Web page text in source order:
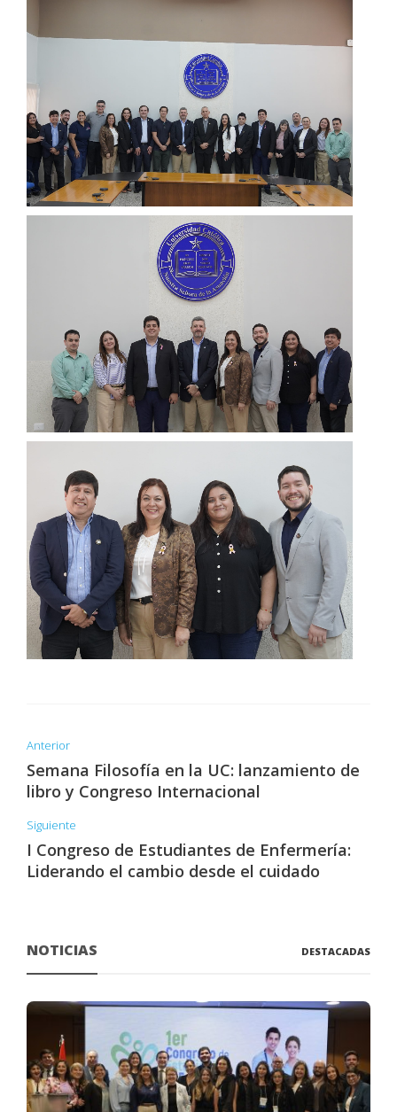
Anterior
Semana Filosofía en la UC: lanzamiento de
libro y Congreso Internacional
Siguiente
I Congreso de Estudiantes de Enfermería:
Liderando el cambio desde el cuidado
NOTICIAS DESTACADAS